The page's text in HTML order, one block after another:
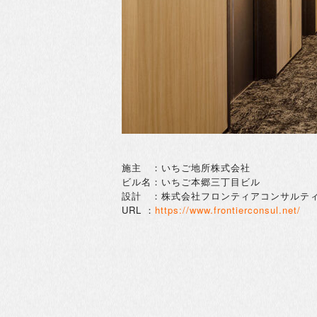
施主 ：いちご地所株式会社
ビル名：いちご本郷三丁目ビル
設計 ：株式会社フロンティアコンサルテ
URL ： https://www.frontierconsul.net/